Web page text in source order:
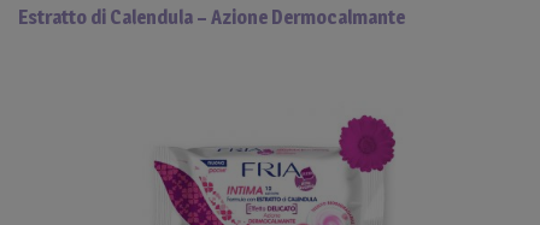
Estratto di Calendula – Azione Dermocalmante